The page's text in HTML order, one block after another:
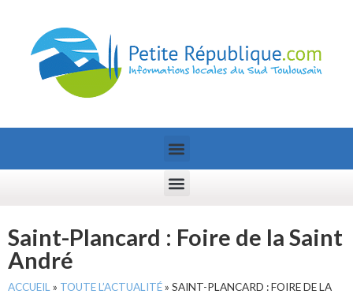
Saint-Plancard : Foire de la Saint
André
ACCUEIL » TOUTE L’ACTUALITÉ» SAINT-PLANCARD : FOIRE DE LA